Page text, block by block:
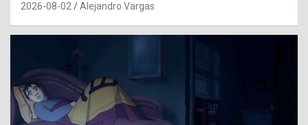
2026-08-02 Alejandro Vargas